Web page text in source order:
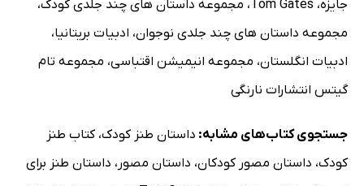
جایزه، Tom Gates، مجموعه داستان های چند جلدی کودک،
مجموعه داستان های چند جلدی نوجوان، ادبیات بریتانیا،
ادبیات انگلستان، مجموعه انیمیشن اقتباسی، مجموعه تام
گیتس انتشارات نارنگی
جستجوی کتاب‌های مشابه: داستان طنز کودک،کتاب طنز
کودک، داستان مصور کودکان، داستان مصور ، داستان طنز برای